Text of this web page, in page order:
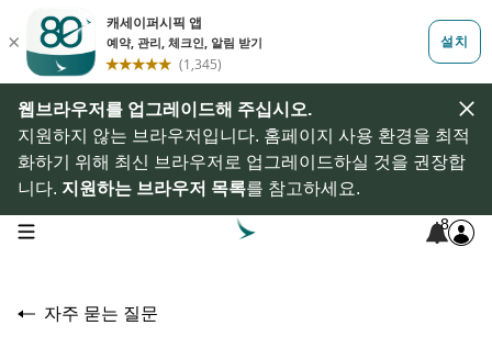
웹브라우저를 업그레이드해 주십시오.
지원하지 않는 브라우저입니다. 홈페이지 사용 환경을 최적
화하기 위해 최신 브라우저로 업그레이드하실 것을 권장합
니다. 지원하는 브라우저 목록를 참고하세요.
open navigation menu 8
자주 묻는 질문